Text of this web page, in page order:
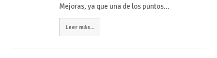
Mejoras, ya que una de los puntos…
Leer más...